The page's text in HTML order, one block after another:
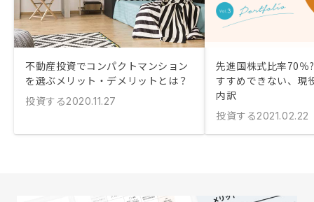
不動産投資でコンパクトマンション
を選ぶメリット・デメリットとは？
投資する2020.11.27
先進国株式比率70％
すすめできない、現
内訳
投資する2021.02.22